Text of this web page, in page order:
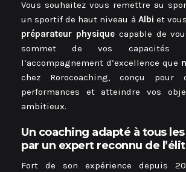
Vous souhaitez vous remettre au
un sportif de haut niveau à Albi et
préparateur physiquecapable de
sommet de vos capacités ?
l’accompagnement d’excellence que
chez Rorocoaching, conçu pour
performances et atteindre vos
ambitieux.
Un coaching adapté à tous
par un expert reconnu de
Fort de son expérience depuis